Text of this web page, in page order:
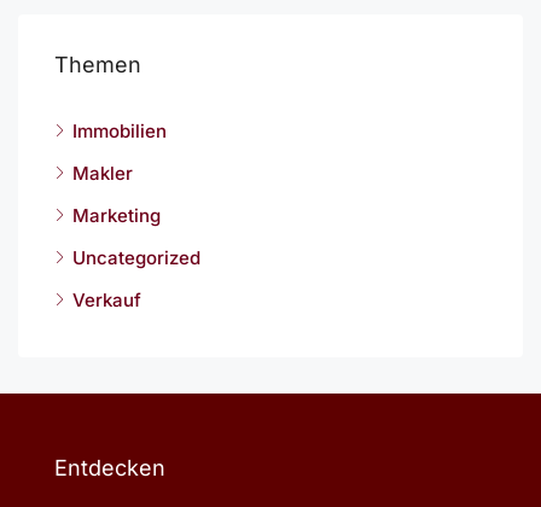
Themen
Immobilien
Makler
Marketing
Uncategorized
Verkauf
Entdecken